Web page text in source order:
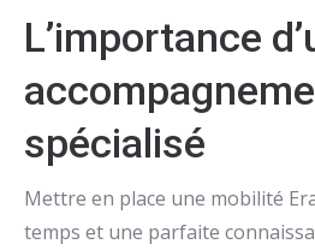
L’importance
spécialisé
Mettre en place une mobilité
temps et une parfaite